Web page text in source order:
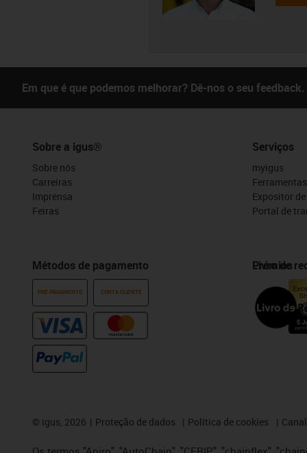
Em que é que podemos melhorar? Dê-nos o seu feedback.
Sobre a igus®
Sobre nós
Carreiras
Imprensa
Feiras
Métodos de pagamento
PRÉ-PAGAMENTO CONTA CLIENTE
Serviços
myigus
Expositor
Portal de
Prémios
Livro de
© igus, 2026 Proteção de dados Política de cookies